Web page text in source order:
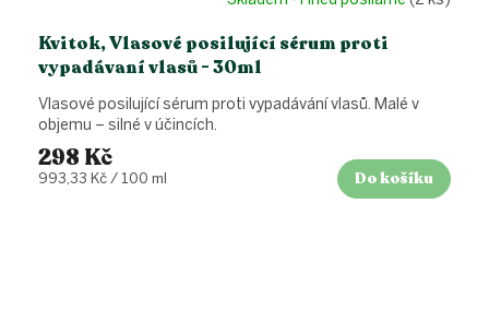
Kvitok, Vlasové posilující sérum proti
vypadávaní vlasů - 30ml
298 Kč
Měrná
993,33 Kč / 100 ml Do košíku
Vlasové posilující sérum proti vypadávání vlasů. Malé v
objemu – silné v účincích.